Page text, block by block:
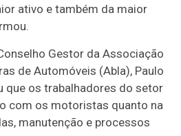
ativo e também da maior
Gestor da Associação
de Automóveis (Abla), Paulo
que os trabalhadores do setor
com os motoristas quanto na
manutenção e processos